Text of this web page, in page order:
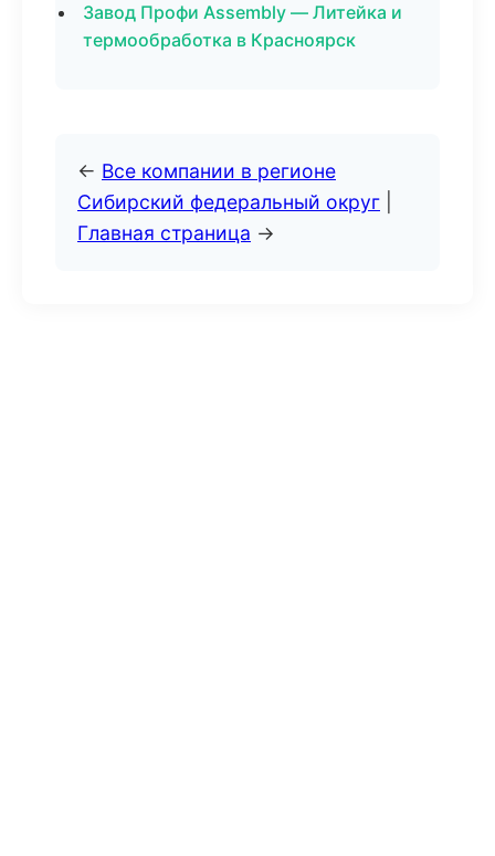
Завод Профи Assembly — Литейка и
термообработка в Красноярск
← Все компании в регионе
Сибирский федеральный округ
Главная страница →